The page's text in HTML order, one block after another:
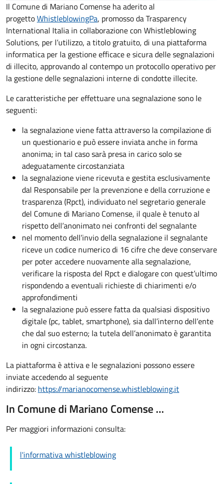
Il Comune di Mariano Comense ha aderito al
progettoWhistleblowingPa, promosso da Trasparency
International Italia in collaborazione con Whistleblowing
Solutions, per l’utilizzo, a titolo gratuito, di una piattaforma
informatica per la gestione efficace e sicura delle segnalazioni
di illecito, approvando al contempo un protocollo operativo per
la gestione delle segnalazioni interne di condotte illecite.
Le caratteristiche per effettuare una segnalazione sono le
seguenti:
la segnalazione viene fatta attraverso la compilazione di
un questionario e può essere inviata anche in forma
anonima; in tal caso sarà presa in carico solo se
adeguatamente circostanziata
la segnalazione viene ricevuta e gestita esclusivamente
dal Responsabile per la prevenzione e della corruzione e
trasparenza (Rpct), individuato nel segretario generale
del Comune di Mariano Comense, il quale è tenuto al
rispetto dell’anonimato nei confronti del segnalante
nel momento dell’invio della segnalazione il segnalante
riceve un codice numerico di 16 cifre che deve conservare
per poter accedere nuovamente alla segnalazione,
verificare la risposta del Rpct e dialogare con quest’ultimo
rispondendo a eventuali richieste di chiarimenti e/o
approfondimenti
la segnalazione può essere fatta da qualsiasi dispositivo
digitale (pc, tablet, smartphone), sia dall’interno dell’ente
che dal suo esterno; la tutela dell’anonimato è garantita
in ogni circostanza.
La piattaforma è attiva e le segnalazioni possono essere
inviate accedendo al seguente
indirizzo: https://marianocomense.whistleblowing.it
In Comune di Mariano Comense …
Per maggiori informazioni consulta:
l'informativa whistleblowing